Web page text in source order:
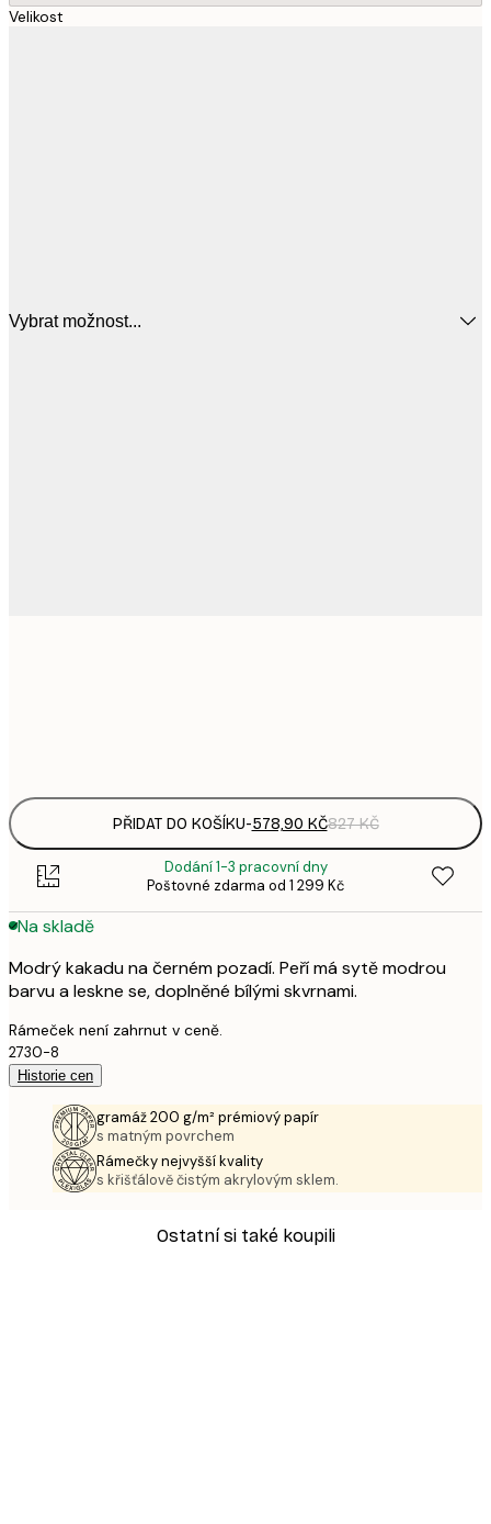
Velikost
Vybrat možnost...
PŘIDAT DO KOŠÍKU-578,90 KČ827 KČ
Dodání 1-3 pracovní dny
Poštovné zdarma od 1 299 Kč
Na skladě
Modrý kakadu na černém pozadí. Peří má sytě modrou
barvu a leskne se, doplněné bílými skvrnami.
Rámeček není zahrnut v ceně.
2730-8
Historie cen
gramáž 200 g/m² prémiový papír
s matným povrchem
Rámečky nejvyšší kvality
s křišťálově čistým akrylovým sklem.
Ostatní si také koupili